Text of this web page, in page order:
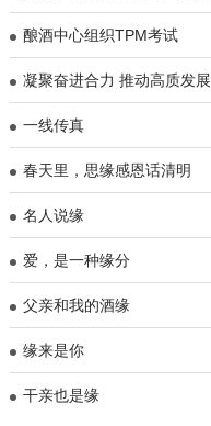
酿酒中心组织TPM考试
凝聚奋进合力 推动高质发展
一线传真
春天里，思缘感恩话清明
名人说缘
爱，是一种缘分
父亲和我的酒缘
缘来是你
干亲也是缘